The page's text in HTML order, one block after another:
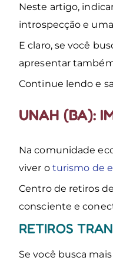
Neste artigo,
introspecção e
E claro, se você
apresentar
Continue lendo e
UNAH (BA):
Na comunidade
viver o turismo de
Centro de retiros
consciente e
RETIROS
Se você busca